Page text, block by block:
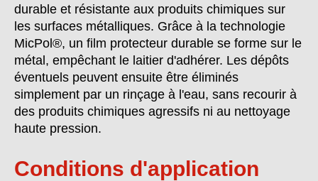
durable et résistante aux produits chimiques sur
les surfaces métalliques. Grâce à la technologie
MicPol®, un film protecteur durable se forme sur le
métal, empêchant le laitier d'adhérer. Les dépôts
éventuels peuvent ensuite être éliminés
simplement par un rinçage à l'eau, sans recourir à
des produits chimiques agressifs ni au nettoyage
haute pression.
Conditions d'application